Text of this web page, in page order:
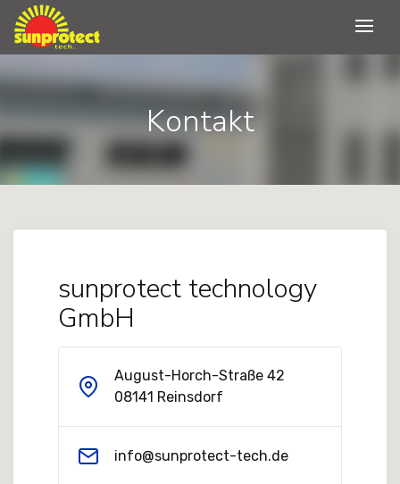
Kontakt
sunprotect technology
GmbH
August-Horch-Straße 42
​08141 Reinsdorf
info@sunprotect-tech.de